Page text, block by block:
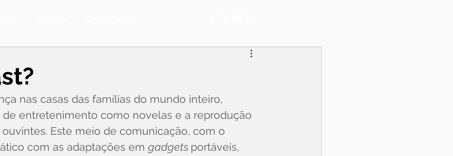
nas casas das famílias do mundo inteiro,
entretenimento como novelas e a reprodução
Este meio de comunicação, com o
com as adaptações em gadgets portáveis,